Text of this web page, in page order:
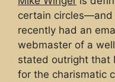
certain circles—and
recently had an
webmaster of a
stated outright that
for the charismatic